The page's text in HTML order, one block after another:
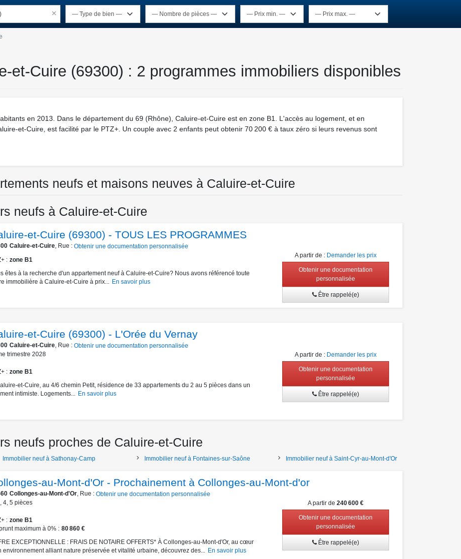
×
et-Cuire (69300) : 2 programmes immobiliers disponibles
en 2013. Dans le département du 69 (Rhône), Caluire-et-Cuire est en zone B1. L'accès au logement, et en
et-Cuire, est facilité par le PTZ+. Un couple avec 2 enfants peut obtenir 70 200 € à taux zéro si leurs revenus sont
neufs et maisons neuves à Caluire-et-Cuire
neufs à Caluire-et-Cuire
et-Cuire (69300) - TOUS LES PROGRAMMES
Caluire-et-Cuire, Rue : Obtenir une documentation personnalisée
zone B1
êtes à la recherche d'un appartement neuf à Caluire-et-Cuire? Nous avons référencé toute
immobilière à Caluire-et-Cuire à prix...
En savoir plus
A partir de : Demander les prix
Obtenir une documentation
personnalisée
Être rappelé(e)
et-Cuire (69300) - L'Orée du Vernay
Caluire-et-Cuire, Rue : Obtenir une documentation personnalisée
trimestre 2028
zone B1
et-Cuire, au 4/6 chemin Petit, résidence de 33 appartements du 2 au 5 pièces dans un
intimiste. Logements...
En savoir plus
A partir de : Demander les prix
Obtenir une documentation
personnalisée
Être rappelé(e)
neufs proches de Caluire-et-Cuire
Immobilier neuf à Sathonay-Camp Immobilier neuf à Fontaines-sur-Saône Immobilier neuf à Saint-Cyr-au-Mont-d'Or
au-Mont-d'Or - Prochainement à Collonges-au-Mont-d'or
Collonges-au-Mont-d'Or, Rue : Obtenir une documentation personnalisée
4, 5 pièces
zone B1
maximum à 0%
80 860 €
EXCEPTIONNELLE : FRAIS DE NOTAIRE OFFERTS* À Collonges-au-Mont-d'Or, au cœur
environnement alliant nature préservée et vitalité urbaine, découvrez des...
En savoir plus
A partir de240 600 €
Obtenir une documentation
personnalisée
Être rappelé(e)